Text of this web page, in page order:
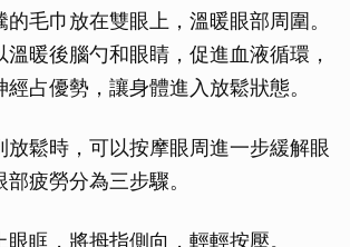
毛巾放在雙眼上，溫暖眼部周圍。
暖後腦勺和眼睛，促進血液循環，
占優勢，讓身體進入放鬆狀態。
放鬆時，可以按摩眼周進一步緩解眼
疲勞分為三步驟。
眶，將拇指側向，輕輕按壓。